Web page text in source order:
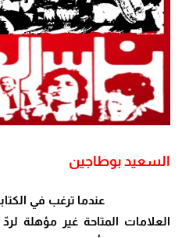
السعيد بوطاجين
عندما ترغب في الكتابة
العلامات المتاحة غير مؤهلة